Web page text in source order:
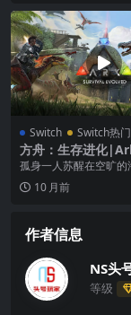
Switch Switch热
方舟：生存进化
al Evolved中文
孤身一人苏醒在空旷的
现自己身处一个充满恐
屿“ARK”，你身无...
10 月前
作者信息
NS头
等级